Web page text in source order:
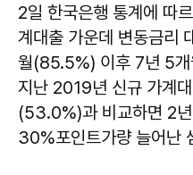
2일 한국은행 통계에 따
계대출 가운데 변동금리
월(85.5%) 이후 7년 5개
지난 2019년 신규 가계
(53.0%)과 비교하면 2년
30%포인트가량 늘어난